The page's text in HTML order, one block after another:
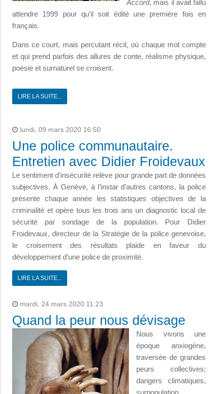
Accord, mais il avait fallu
attendre 1999 pour qu’il soit édité une première fois en
français.
Dans ce court, mais percutant récit, où chaque mot compte
et qui prend parfois des allures de conte, réalisme physique,
poésie et surnaturel se croisent.
LIRE LA SUITE...
lundi, 09 mars 2020 16:50
Une police communautaire.
Entretien avec Didier Froidevaux
Le sentiment d’insécurité relève pour grande part de données
subjectives. À Genève, à l’instar d’autres cantons, la police
présente chaque année les statistiques objectives de la
criminalité et opère tous les trois ans un diagnostic local de
sécurité par sondage de la population. Pour Didier
Froidevaux, directeur de la Stratégie de la police genevoise,
le croisement des résultats plaide en faveur du
développement d’une police de proximité.
LIRE LA SUITE...
mardi, 24 mars 2020 11:23
Quand la peur nous dévisage
Nous vivons une
époque anxiogène,
traversée de grandes
peurs collectives:
dangers climatiques,
surpopulation